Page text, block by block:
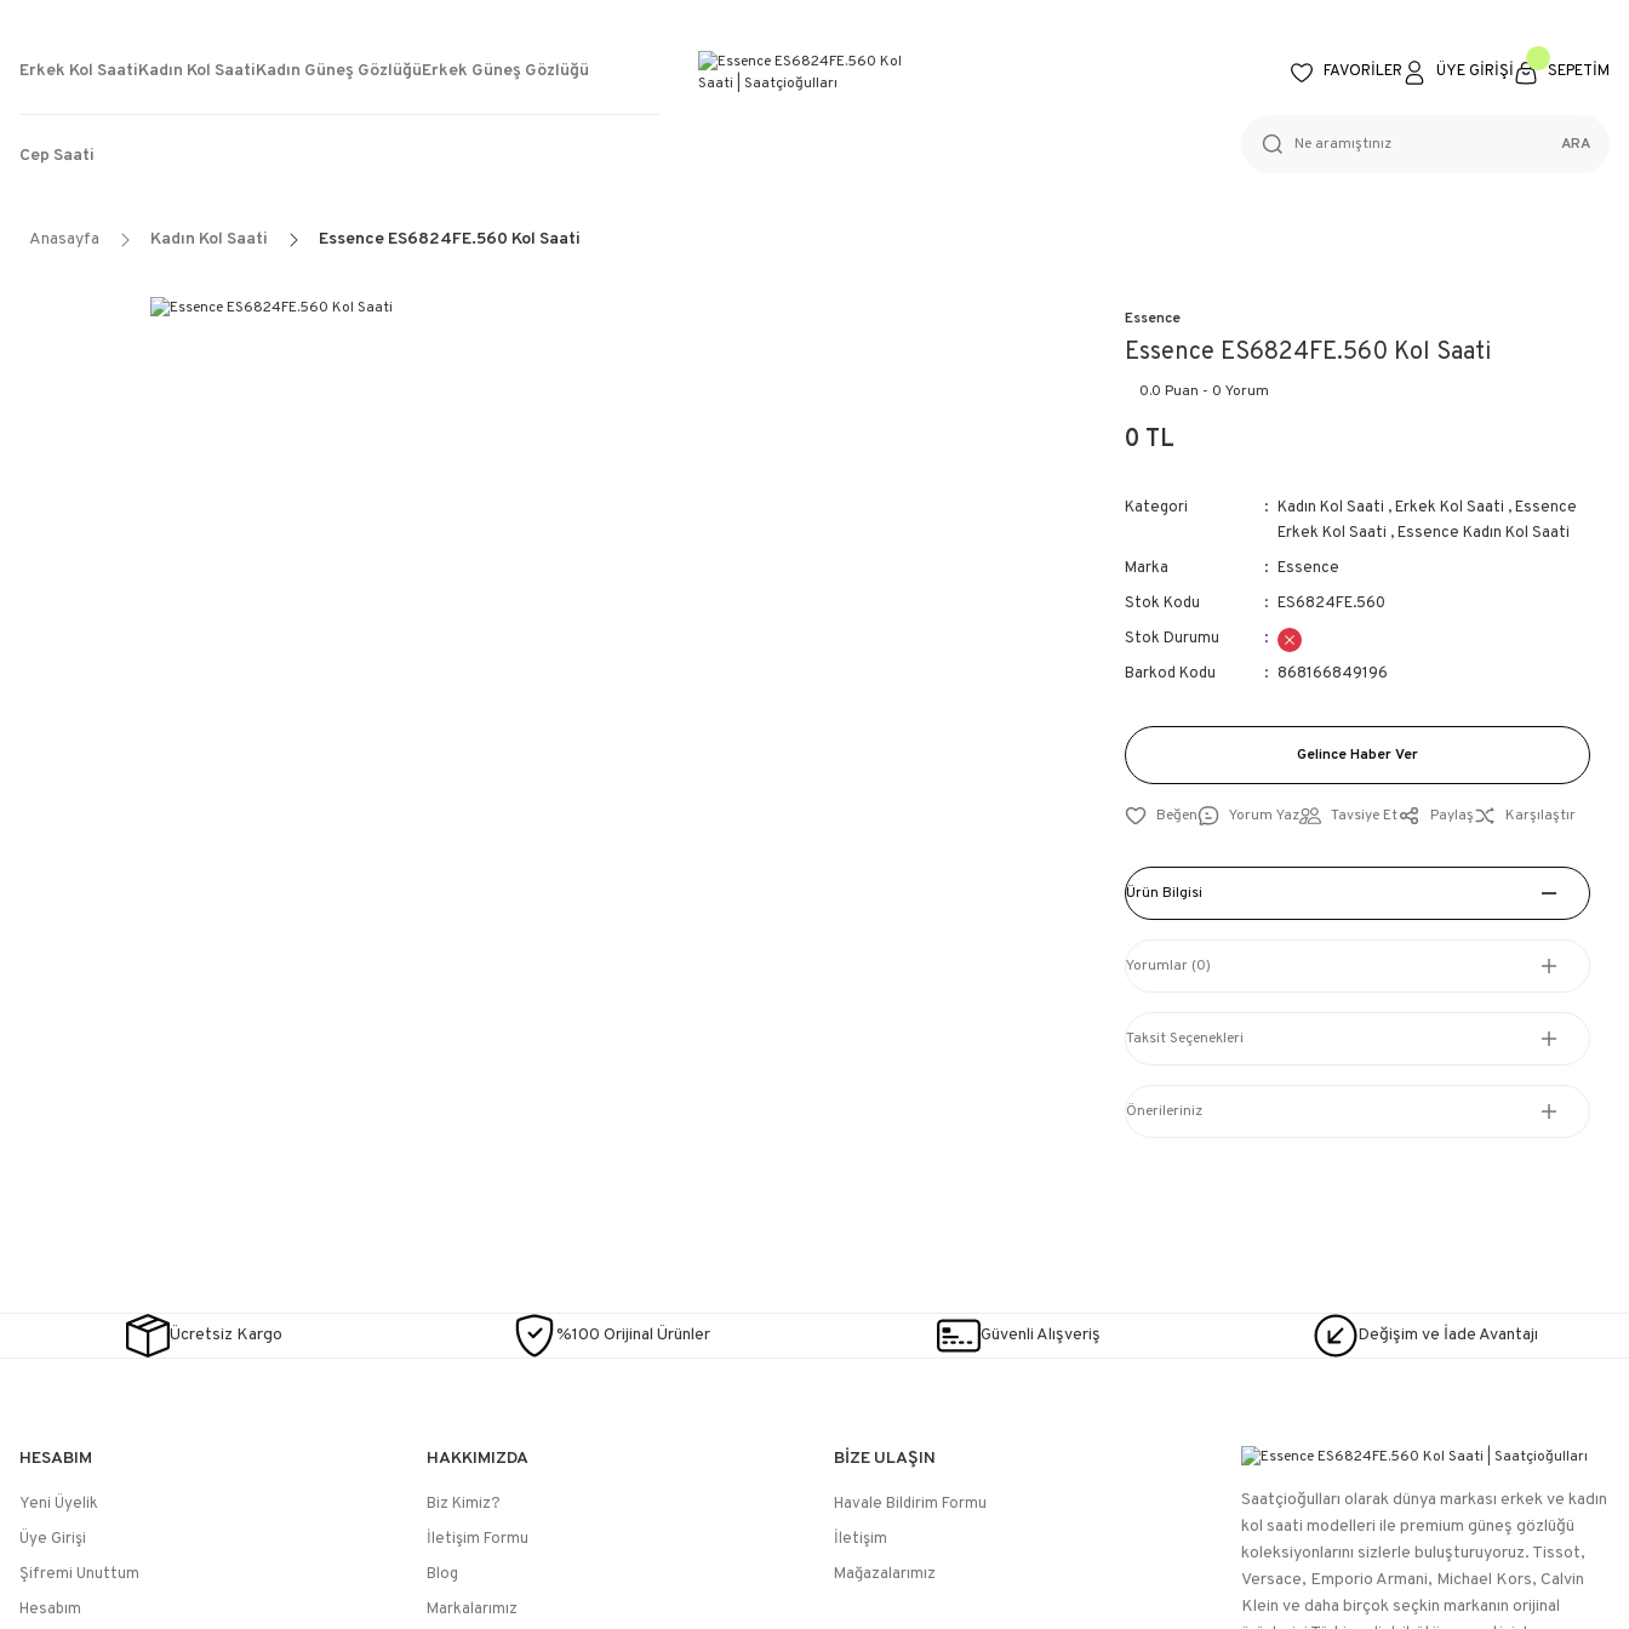
WEB SİTESİNE ÖZEL FİYATLAR
KAÇIRILMAYACAK FIRSATLAR
Erkek Kol SaatiKadın Kol SaatiKadın Güneş GözlüğüErkek Güneş Gözlüğü
Cep Saati
FAVORİLER ÜYE GİRİŞİ SEPETİM
ARA
Anasayfa Kadın Kol Saati Essence ES6824FE.560 Kol Saati
Essence
Essence ES6824FE.560 Kol Saati
0.0 Puan - 0 Yorum
0 TL
Kategori Kadın Kol Saati ,Erkek Kol Saati ,Essence
Erkek Kol Saati ,Essence Kadın Kol Saati
Marka
Essence
Stok Kodu
ES6824FE.560
Stok Durumu
Barkod Kodu
868166849196
Gelince Haber Ver
Yorum Yaz Tavsiye Et Paylaş Karşılaştır
Ürün Bilgisi
Yorumlar (0)
Taksit Seçenekleri
Önerileriniz
Ücretsiz Kargo %100 Orijinal Ürünler Güvenli Alışveriş Değişim ve İade Avantajı
HESABIM
Yeni Üyelik
Üye Girişi
Şifremi Unuttum
Hesabım
HAKKIMIZDA
Biz Kimiz?
İletişim Formu
Blog
Markalarımız
BİZE ULAŞIN
Havale Bildirim Formu
İletişim
Mağazalarımız
Saatçioğulları⁠ olarak dünya markası erkek ve kadın
kol saati modelleri ile premium güneş gözlüğü
koleksiyonlarını sizlerle buluşturuyoruz. Tissot,
Versace, Emporio Armani, Michael Kors, Calvin
Klein ve daha birçok seçkin markanın orijinal